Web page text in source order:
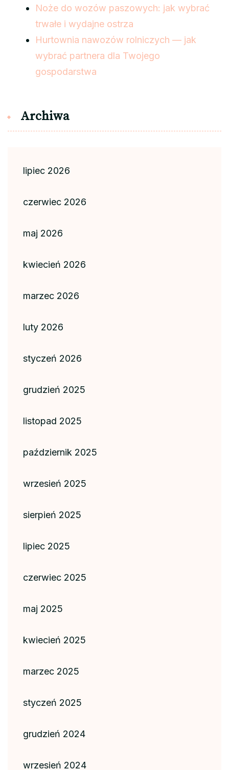
Noże do wozów paszowych: jak wybrać
trwałe i wydajne ostrza
Hurtownia nawozów rolniczych — jak
wybrać partnera dla Twojego
gospodarstwa
Archiwa
lipiec 2026
czerwiec 2026
maj 2026
kwiecień 2026
marzec 2026
luty 2026
styczeń 2026
grudzień 2025
listopad 2025
październik 2025
wrzesień 2025
sierpień 2025
lipiec 2025
czerwiec 2025
maj 2025
kwiecień 2025
marzec 2025
styczeń 2025
grudzień 2024
wrzesień 2024